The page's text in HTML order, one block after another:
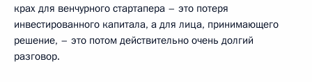
крах для венчурного стартапера – это потеря
инвестированного капитала, а для лица, принимающего
решение, – это потом действительно очень долгий
разговор.